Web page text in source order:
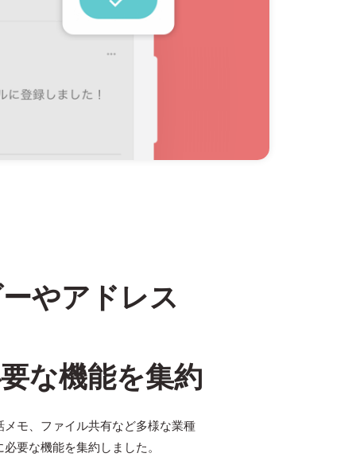
やアドレス
な機能を集約
モ、ファイル共有など多様な業種
要な機能を集約しました。